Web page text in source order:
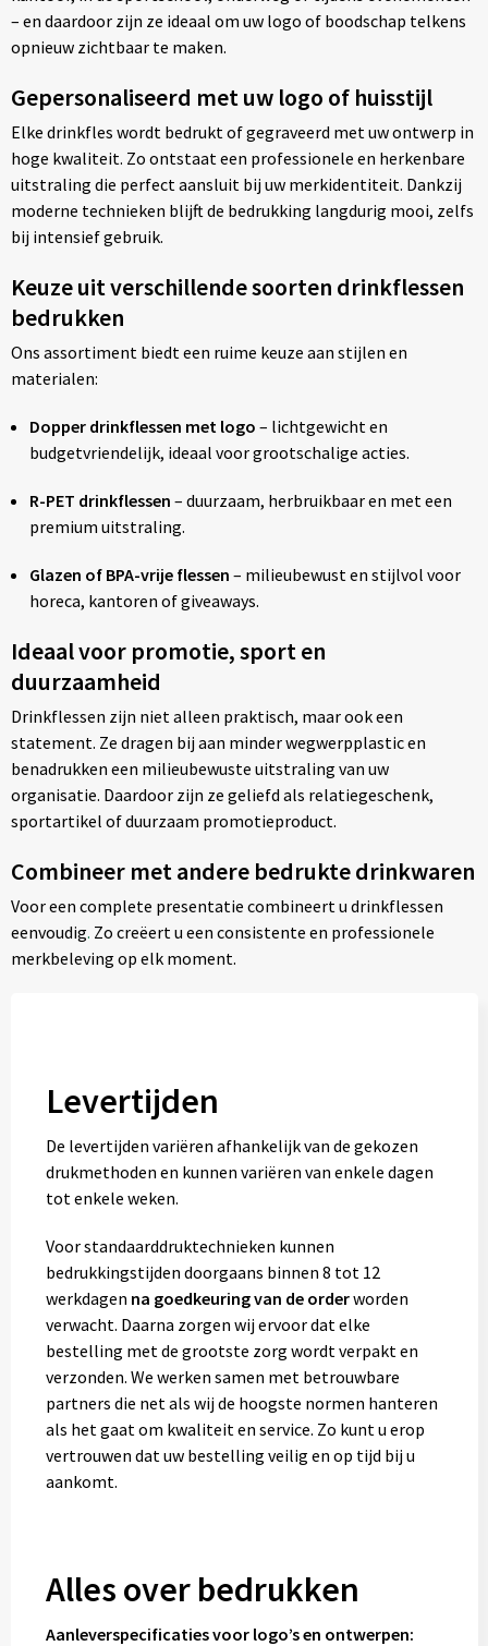
– en daardoor zijn ze ideaal om uw logo of boodschap telkens
opnieuw zichtbaar te maken.
Gepersonaliseerd met uw logo of huisstijl
Elke drinkfles wordt bedrukt of gegraveerd met uw ontwerp in
hoge kwaliteit. Zo ontstaat een professionele en herkenbare
uitstraling die perfect aansluit bij uw merkidentiteit. Dankzij
moderne technieken blijft de bedrukking langdurig mooi, zelfs
bij intensief gebruik.
Keuze uit verschillende soorten drinkflessen
bedrukken
Ons assortiment biedt een ruime keuze aan stijlen en
materialen:
Dopper drinkflessen met logo – lichtgewicht en
budgetvriendelijk, ideaal voor grootschalige acties.
R-PET drinkflessen – duurzaam, herbruikbaar en met een
premium uitstraling.
Glazen of BPA-vrije flessen – milieubewust en stijlvol voor
horeca, kantoren of giveaways.
Ideaal voor promotie, sport en
duurzaamheid
Drinkflessen zijn niet alleen praktisch, maar ook een
statement. Ze dragen bij aan minder wegwerpplastic en
benadrukken een milieubewuste uitstraling van uw
organisatie. Daardoor zijn ze geliefd als relatiegeschenk,
sportartikel of duurzaam promotieproduct.
Combineer met andere bedrukte drinkwaren
Voor een complete presentatie combineert u drinkflessen
eenvoudig. Zo creëert u een consistente en professionele
merkbeleving op elk moment.
Levertijden
De levertijden variëren afhankelijk van de gekozen
drukmethoden en kunnen variëren van enkele dagen
tot enkele weken.
Voor standaarddruktechnieken kunnen
bedrukkingstijden doorgaans binnen 8 tot 12
werkdagen na goedkeuring van de orderworden
verwacht. Daarna zorgen wij ervoor dat elke
bestelling met de grootste zorg wordt verpakt en
verzonden. We werken samen met betrouwbare
partners die net als wij de hoogste normen hanteren
als het gaat om kwaliteit en service. Zo kunt u erop
vertrouwen dat uw bestelling veilig en op tijd bij u
aankomt.
Alles over bedrukken
Aanleverspecificaties voor logo’s en ontwerpen: